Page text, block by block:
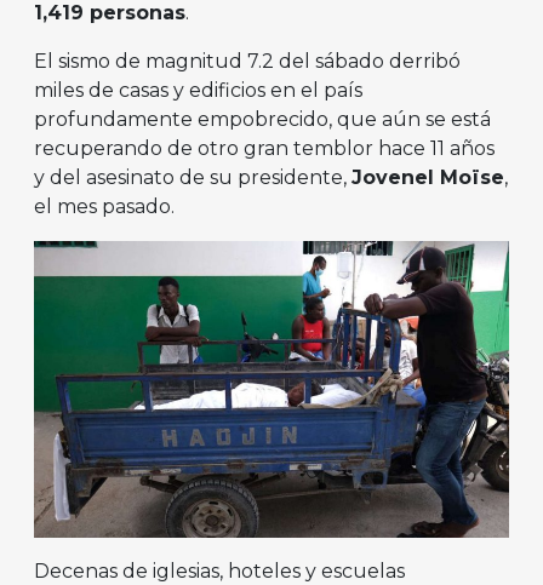
1,419 personas.
El sismo de magnitud 7.2 del sábado derribó
miles de casas y edificios en el país
profundamente empobrecido, que aún se está
recuperando de otro gran temblor hace 11 años
y del asesinato de su presidente, Jovenel Moïse,
el mes pasado.
Decenas de iglesias, hoteles y escuelas